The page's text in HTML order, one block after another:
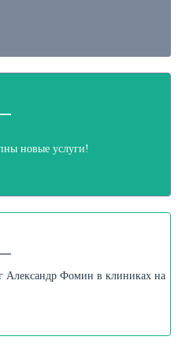
новые услуги!
Александр Фомин в клиниках на